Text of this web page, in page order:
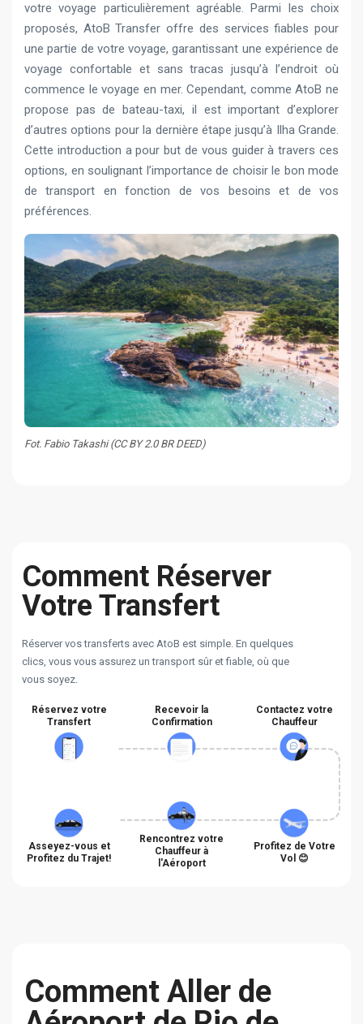
votre voyage particulièrement agréable. Parmi les choix
proposés, AtoB Transfer offre des services fiables pour
une partie de votre voyage, garantissant une expérience de
voyage confortable et sans tracas jusqu’à l’endroit où
commence le voyage en mer. Cependant, comme AtoB ne
propose pas de bateau-taxi, il est important d’explorer
d’autres options pour la dernière étape jusqu’à Ilha Grande.
Cette introduction a pour but de vous guider à travers ces
options, en soulignant l’importance de choisir le bon mode
de transport en fonction de vos besoins et de vos
préférences.
Fot. Fabio Takashi (CC BY 2.0 BR DEED)
Comment Réserver
Votre Transfert
Réserver vos transferts avec AtoB est simple. En quelques
clics, vous vous assurez un transport sûr et fiable, où que
vous soyez.
Réservez votre
Transfert
Recevoir la
Confirmation
Contactez votre
Chauffeur
Asseyez-vous et
Profitez du Trajet!
Rencontrez votre
Chauffeur à
l'Aéroport
Profitez de Votre
Vol 😊
Сomment Aller de